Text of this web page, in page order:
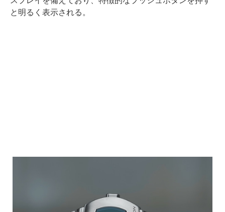
と明るく表示される。